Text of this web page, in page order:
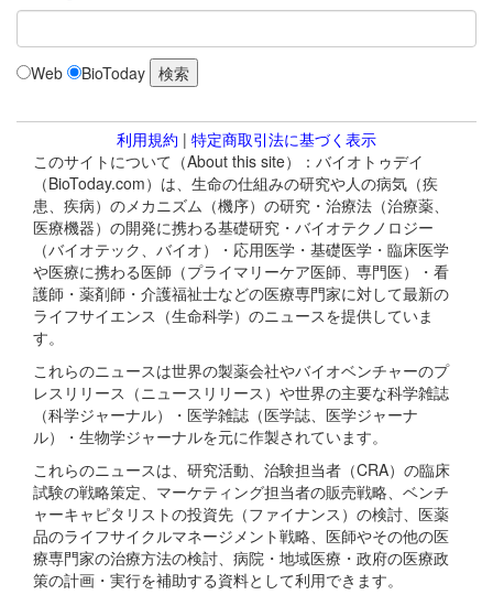
Web BioToday
利用規約 | 特定商取引法に基づく表示
このサイトについて（About this site）：バイオトゥデイ
（BioToday.com）は、生命の仕組みの研究や人の病気（疾
患、疾病）のメカニズム（機序）の研究・治療法（治療薬、
医療機器）の開発に携わる基礎研究・バイオテクノロジー
（バイオテック、バイオ）・応用医学・基礎医学・臨床医学
や医療に携わる医師（プライマリーケア医師、専門医）・看
護師・薬剤師・介護福祉士などの医療専門家に対して最新の
ライフサイエンス（生命科学）のニュースを提供していま
す。
これらのニュースは世界の製薬会社やバイオベンチャーのプ
レスリリース（ニュースリリース）や世界の主要な科学雑誌
（科学ジャーナル）・医学雑誌（医学誌、医学ジャーナ
ル）・生物学ジャーナルを元に作製されています。
これらのニュースは、研究活動、治験担当者（CRA）の臨床
試験の戦略策定、マーケティング担当者の販売戦略、ベンチ
ャーキャピタリストの投資先（ファイナンス）の検討、医薬
品のライフサイクルマネージメント戦略、医師やその他の医
療専門家の治療方法の検討、病院・地域医療・政府の医療政
策の計画・実行を補助する資料として利用できます。